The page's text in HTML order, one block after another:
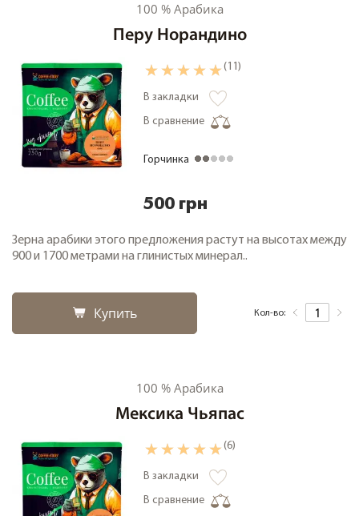
100 % Арабика
Перу Норандино
(11)
В закладки
В сравнение
Горчинка
500 грн
Зерна арабики этого предложения растут на высотах между
900 и 1700 метрами на глинистых минерал..
Купить Кол-во:
100 % Арабика
Мексика Чьяпас
(6)
В закладки
В сравнение